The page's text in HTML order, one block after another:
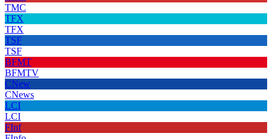
TMC
TFX
TFX
TSF
TSF
BFMT
BFMTV
CNew
CNews
LCI
LCI
FInf